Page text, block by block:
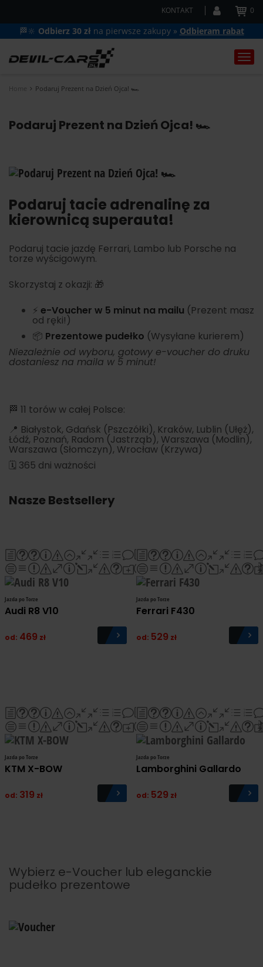
KONTAKT 0
🏁🔆 Odbierz 30 zł na pierwsze zakupy » Odbieram rabat
Home Podaruj Prezent na Dzień Ojca! 🏎️
Podaruj Prezent na Dzień Ojca! 🏎️
Podaruj tacie adrenalinę za
kierownicą superauta!
Podaruj tacie jazdę Ferrari, Lambo lub Porsche na
torze wyścigowym.
Skorzystaj z okazji: 🎁
⚡ e-Voucher w 5 minut na mailu (Prezent masz
od ręki!)
📦 Prezentowe pudełko (Wysyłane kurierem)
Niezależnie od wyboru, gotowy e-voucher do druku
dostaniesz na maila w 5 minut!
🏁 11 torów w całej Polsce:
📍 Białystok, Gdańsk (Pszczółki), Kraków, Lublin (Ułęż),
Łódź, Poznań, Radom (Jastrząb), Warszawa (Modlin),
Warszawa (Słomczyn), Wrocław (Krzywa)
🗓️ 365 dni ważności
Nasze Bestsellery
Jazda po Torze
Audi R8 V10
od: 469 zł
Jazda po Torze
Ferrari F430
od: 529 zł
Jazda po Torze
KTM X-BOW
od: 319 zł
Jazda po Torze
Lamborghini Gallardo
od: 529 zł
Wybierz e-Voucher lub eleganckie
pudełko prezentowe